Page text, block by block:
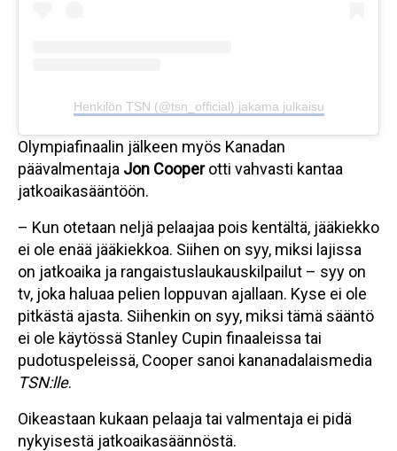
Henkilön TSN (@tsn_official) jakama julkaisu
Olympiafinaalin jälkeen myös Kanadan
päävalmentaja Jon Cooperotti vahvasti kantaa
jatkoaikasääntöön.
– Kun otetaan neljä pelaajaa pois kentältä, jääkiekko
ei ole enää jääkiekkoa. Siihen on syy, miksi lajissa
on jatkoaika ja rangaistuslaukauskilpailut – syy on
tv, joka haluaa pelien loppuvan ajallaan. Kyse ei ole
pitkästä ajasta. Siihenkin on syy, miksi tämä sääntö
ei ole käytössä Stanley Cupin finaaleissa tai
pudotuspeleissä, Cooper sanoi kananadalaismedia
TSN:lle.
Oikeastaan kukaan pelaaja tai valmentaja ei pidä
nykyisestä jatkoaikasäännöstä.